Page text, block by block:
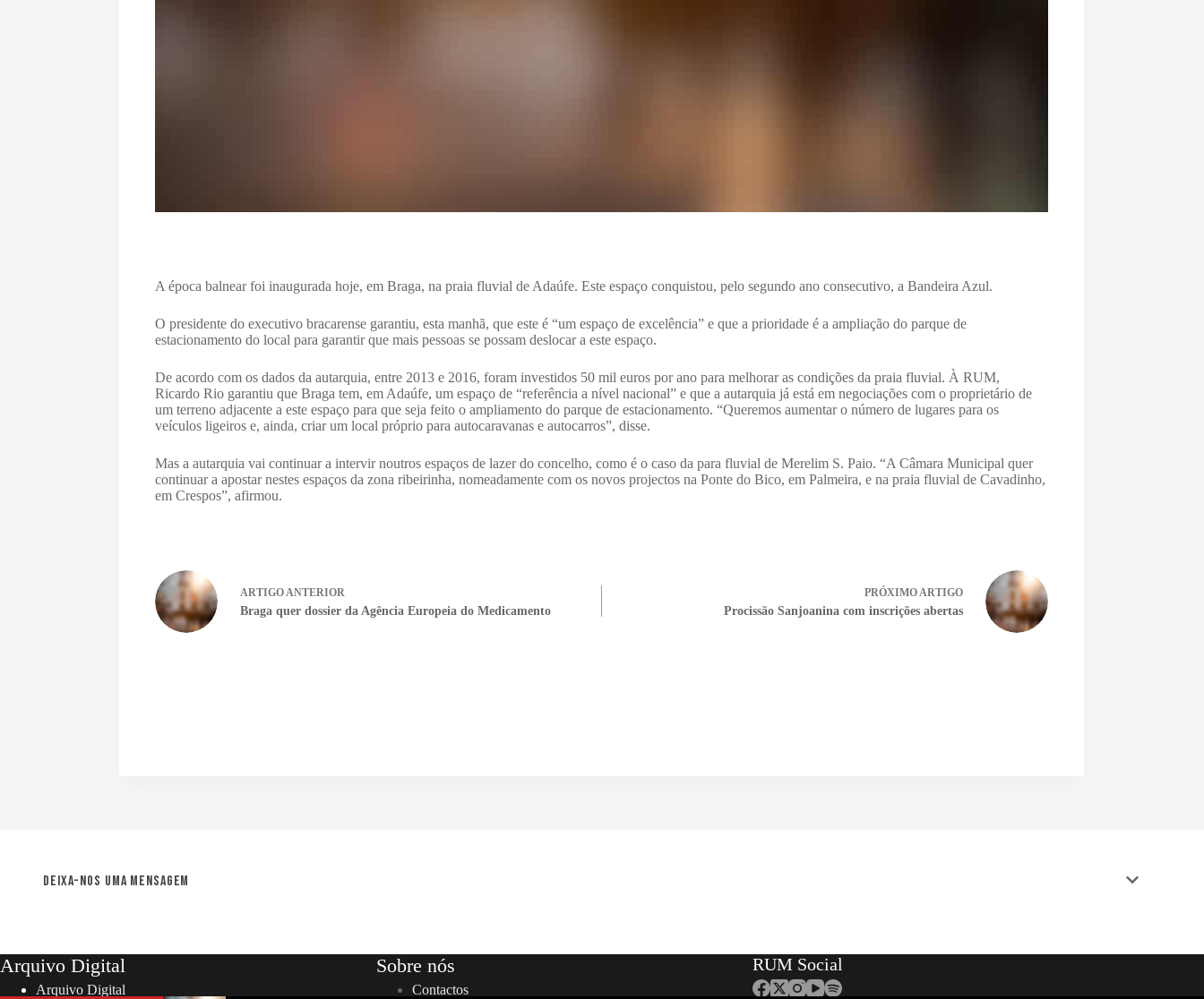
A época balnear foi inaugurada hoje, em Braga, na praia fluvial de Adaúfe. Este espaço conquistou, pelo segundo ano consecutivo, a Bandeira Azul.
O presidente do executivo bracarense garantiu, esta manhã, que este é “um espaço de excelência” e que a prioridade é a ampliação do parque de
estacionamento do local para garantir que mais pessoas se possam deslocar a este espaço.
De acordo com os dados da autarquia, entre 2013 e 2016, foram investidos 50 mil euros por ano para melhorar as condições da praia fluvial. À RUM,
Ricardo Rio garantiu que Braga tem, em Adaúfe, um espaço de “referência a nível nacional” e que a autarquia já está em negociações com o proprietário de
um terreno adjacente a este espaço para que seja feito o ampliamento do parque de estacionamento. “Queremos aumentar o número de lugares para os
veículos ligeiros e, ainda, criar um local próprio para autocaravanas e autocarros”, disse.
Mas a autarquia vai continuar a intervir noutros espaços de lazer do concelho, como é o caso da para fluvial de Merelim S. Paio. “A Câmara Municipal quer
continuar a apostar nestes espaços da zona ribeirinha, nomeadamente com os novos projectos na Ponte do Bico, em Palmeira, e na praia fluvial de Cavadinho,
em Crespos”, afirmou.
ARTIGOANTERIOR
Braga quer dossier da Agência Europeia do Medicamento
PRÓXIMOARTIGO
Procissão Sanjoanina com inscrições abertas
Deixa-nos uma mensagem
Arquivo Digital
Arquivo Digital
Sobre nós
Contactos
RUM Social